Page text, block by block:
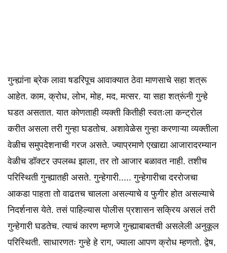
गुन्ह्यांना ब्रेक लावा षडरिपूच आवाक्यात ठेवा माणसाचे सहा शत्रू
आहेत. काम, क्रोध, लोभ, मोह, मद, मत्सर. या सहा शत्रूंनी गुन्हे
घडत असतात. यात कोणताही व्यक्ती कितीही स्वतःला कन्ट्रोल
करीत असला तरी गुन्हा घडतोच. अशावेळेस गुन्हा करणाऱ्या व्यक्तीला
वेळीच समुपदेशनाची गरज असते. ज्याप्रमाणे एखाद्या आजारादरम्यान
वेळीच डॉक्टर उपलब्ध झाला, तर तो आजार बळावत नाही. तशीच
परिस्थिती गुन्ह्यातही असते. गुन्हेगारी..... गुन्हेगारीचा दररोजचा
आकडा पाहता तो वाढतच चालला असल्याचे व फुगीर होत असल्याचे
निदर्शनास येते. तसं पाहिल्यास पोलीस प्रशासन सक्रिय असलं तरी
गुन्हेगारी घडतेच. त्याचं कारण म्हणजे गुन्ह्याबाबतची असलेली अनुकूल
परिस्थिती. साधारणतः गुन्हे हे राग, ज्याला आपण क्रोध म्हणतो. द्वेष,